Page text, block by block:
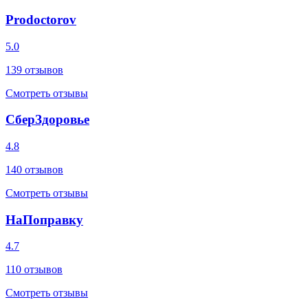
Prodoctorov
5.0
139 отзывов
Смотреть отзывы
СберЗдоровье
4.8
140 отзывов
Смотреть отзывы
НаПоправку
4.7
110 отзывов
Смотреть отзывы